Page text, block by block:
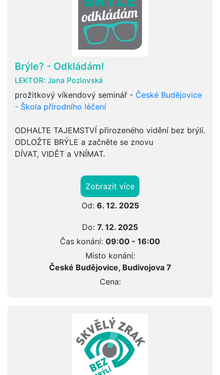
Brýle? - Odkládám!
LEKTOR: Jana Pozlovská
prožitkový víkendový seminář - České Budějovice
- Škola přírodního léčení
ODHALTE TAJEMSTVÍ přirozeného vidění bez brýlí.
ODLOŽTE BRÝLE a začněte se znovu
DÍVAT, VIDĚT a VNÍMAT.
Zobrazit více
Od: 6. 12. 2025
Do: 7. 12. 2025
Čas konání: 09:00 - 16:00
Místo konání:
České Budějovice, Budivojova 7
Cena: